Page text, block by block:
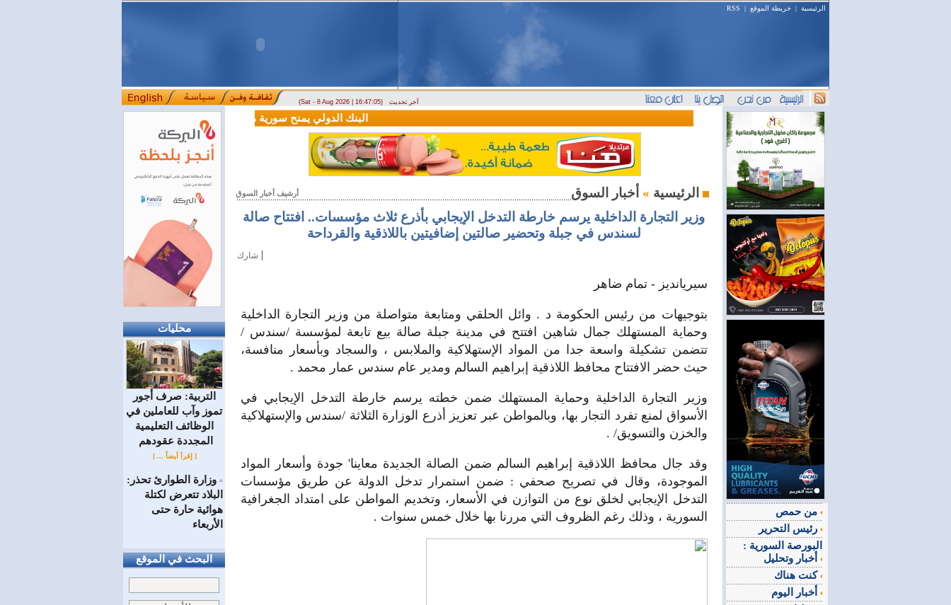
الرئيسية | خريطة الموقع |
RSS
(Sat - 8 Aug 2026 | 16:47:05) آخر تحديث
محليات
التربية: صرف أجور
تموز وآب للعاملين في
الوظائف ‏التعليمية
المجددة عقودهم ‏
[ إقرأ أيضاً ... ]
= وزارة الطوارئ تحذر:
البلاد تتعرض لكتلة
هوائية حارة حتى
الأربعاء
البحث في الموقع
البنك الدولي يمنح سورية منحة مالية بقيمة 100 مليون دولار لدعم إصلاحات القطاع المالي
أرشيف أخبار السوق الرئيسية »
وزير التجارة الداخلية يرسم خارطة التدخل الإيجابي بأذرع ثلاث مؤسسات.. افتتاح صالة
لسندس في جبلة وتحضير صالتين إضافيتين باللاذقية والقرداحة
شارك |
سيريانديز - تمام ضاهر
بتوجيهات من رئيس الحكومة د . وائل الحلقي ومتابعة متواصلة من وزير التجارة الداخلية
وحماية المستهلك جمال شاهين افتتح في مدينة جبلة صالة بيع تابعة لمؤسسة /سندس /
تتضمن تشكيلة واسعة جدا من المواد الإستهلاكية والملابس ، والسجاد وبأسعار منافسة،
حيث حضر الافتتاح محافظ اللاذقية إبراهيم السالم ومدير عام سندس عمار محمد .
وزير التجارة الداخلية وحماية المستهلك ضمن خطته يرسم خارطة التدخل الإيجابي في
الأسواق لمنع تفرد التجار بها، وبالمواطن عبر تعزيز أذرع الوزارة الثلاثة /سندس والإستهلاكية
والخزن والتسويق/ .
وقد جال محافظ اللاذقية إبراهيم السالم ضمن الصالة الجديدة معاينا' جودة وأسعار المواد
الموجودة، وقال في تصريح صحفي : ضمن استمرار تدخل الدولة عن طريق مؤسسات
التدخل الإيجابي لخلق نوع من التوازن في الأسعار، وتخديم المواطن على امتداد الجغرافية
السورية ، وذلك رغم الظروف التي مررنا بها خلال خمس سنوات .
البورصة السورية :
كنت هناك